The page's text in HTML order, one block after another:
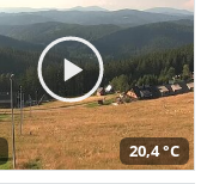
20,4 °C